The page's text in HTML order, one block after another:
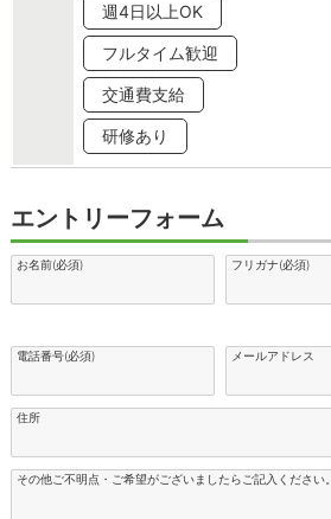
週4日以上OK
フルタイム歓迎
交通費支給
研修あり
エントリーフォーム
お名前(必須) フリガナ(必須)
電話番号(必須) メールアドレス
住所
その他ご不明点・ご希望がございましたらご記入ください。